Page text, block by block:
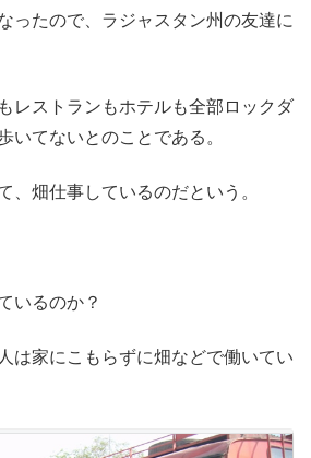
ったので、ラジャスタン州の友達に
レストランもホテルも全部ロックダ
いてないとのことである。
、畑仕事しているのだという。
いるのか？
は家にこもらずに畑などで働いてい